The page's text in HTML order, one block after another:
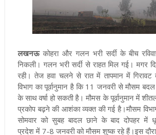
लखनऊ कोहरा और गलन भरी सर्दी के बीच
निकली। गलन भरी सर्दी से राहत मिल गई। मगर
रही। तेज हवा चलने से रात में तापमान में
विभाग का पूर्वानुमान है कि 11 जनवरी से मौसम
के साथ वर्षा हो सकती है। मौमस के पूर्वानुमान में
प्रकोप बढ़ने की आशंका व्यक्त की गई है।मौसम
सोमवार को सुबह बादल छाने के बाद दोपहर में
प्रदेश में 7-8 जनवरी को मौसम शुष्क रहे हैं।इस